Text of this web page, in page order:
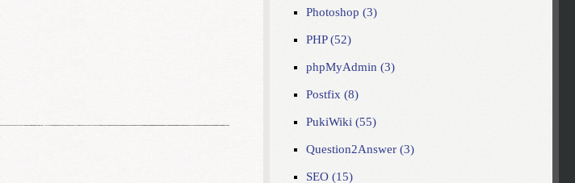
Photoshop (3)
PHP (52)
phpMyAdmin (3)
Postfix (8)
PukiWiki (55)
Question2Answer (3)
SEO (15)